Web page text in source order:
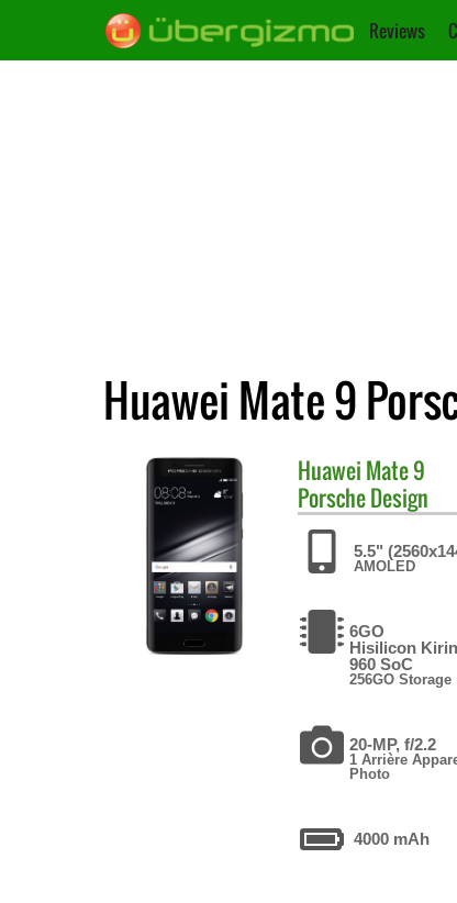
Reviews
Huawei Mate 9
Huawei Mate 9
Porsche Design
5.5"
AMOLED
6GO
Hisilicon Kirin
960 SoC
256GO Storage
20-MP, f/2.2
1 Arrière
Photo
4000 mAh